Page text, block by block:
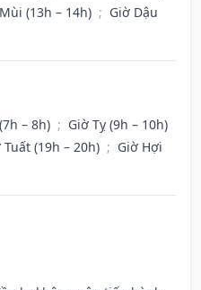
(13h – 14h) ; Giờ Dậu
– 8h) ; Giờ Tỵ (9h – 10h)
Tuất (19h – 20h) ; Giờ Hợi